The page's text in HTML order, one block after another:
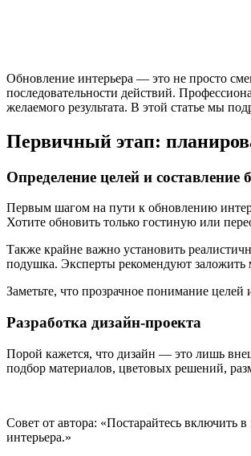
Обновление интерьера — это не просто
последовательности действий.
желаемого результата. В этой статье мы
Первичный этап:
Определение целей и составление
Первым шагом на пути к обновлению
Хотите обновить только гостиную или
Также крайне важно установить
подушка. Эксперты рекомендуют заложить
Заметьте, что прозрачное понимание
Разработка дизайн-проекта
Порой кажется, что дизайн — это лишь
подбор материалов, цветовых решений,
Совет от автора: «Постарайтесь включить
интерьера.»